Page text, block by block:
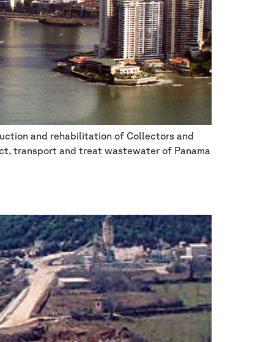
and rehabilitation of Collectors and
transport and treat wastewater of Panama